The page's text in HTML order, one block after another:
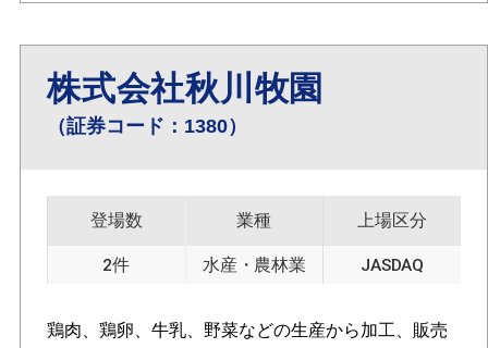
株式会社秋川牧園
（証券コード：1380）
登場数
2件
業種
水産・農林業
上場区分
JASDAQ
鶏肉、鶏卵、牛乳、野菜などの生産から加工、販売